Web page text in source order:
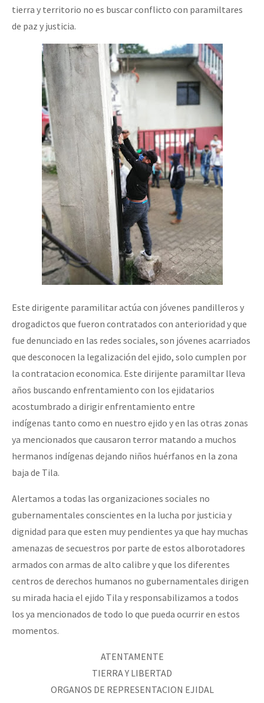
tierra y territorio no es buscar conflicto con paramiltares
de paz y justicia.
Este dirigente paramilitar actúa con jóvenes pandilleros y
drogadictos que fueron contratados con anterioridad y que
fue denunciado en las redes sociales, son jóvenes acarriados
que desconocen la legalización del ejido, solo cumplen por
la contratacion economica. Este dirijente paramiltar lleva
años buscando enfrentamiento con los ejidatarios
acostumbrado a dirigir enfrentamiento entre
indígenas tanto como en nuestro ejido y en las otras zonas
ya mencionados que causaron terror matando a muchos
hermanos indígenas dejando niños huérfanos en la zona
baja de Tila.
Alertamos a todas las organizaciones sociales no
gubernamentales conscientes en la lucha por justicia y
dignidad para que esten muy pendientes ya que hay muchas
amenazas de secuestros por parte de estos alborotadores
armados con armas de alto calibre y que los diferentes
centros de derechos humanos no gubernamentales dirigen
su mirada hacia el ejido Tila y responsabilizamos a todos
los ya mencionados de todo lo que pueda ocurrir en estos
momentos.
ATENTAMENTE
TIERRA Y LIBERTAD
ORGANOS DE REPRESENTACION EJIDAL